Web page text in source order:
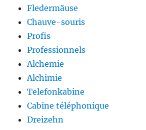
Fledermäuse
Chauve-souris
Profis
Professionnels
Alchemie
Alchimie
Telefonkabine
Cabine téléphonique
Dreizehn